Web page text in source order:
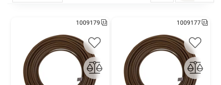
1009179 1009177